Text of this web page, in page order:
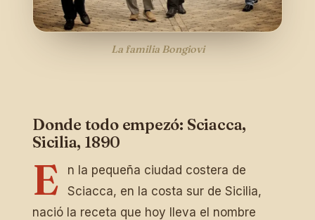
La familia Bongiovi
Donde todo empezó: Sciacca,
Sicilia, 1890
E
n la pequeña ciudad costera de
Sciacca, en la costa sur de Sicilia,
nació la receta que hoy lleva el nombre
JETZT DREHEN